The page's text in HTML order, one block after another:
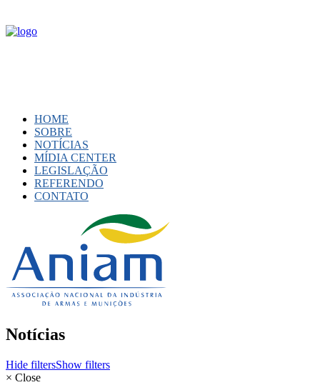
HOME
SOBRE
NOTÍCIAS
MÍDIA CENTER
LEGISLAÇÃO
REFERENDO
CONTATO
Notícias
Hide filtersShow filters
× Close